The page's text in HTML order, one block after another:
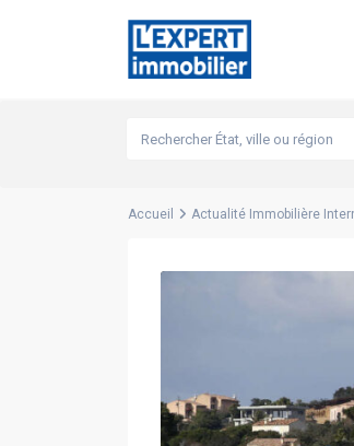
Accueil Actualité Immobilière